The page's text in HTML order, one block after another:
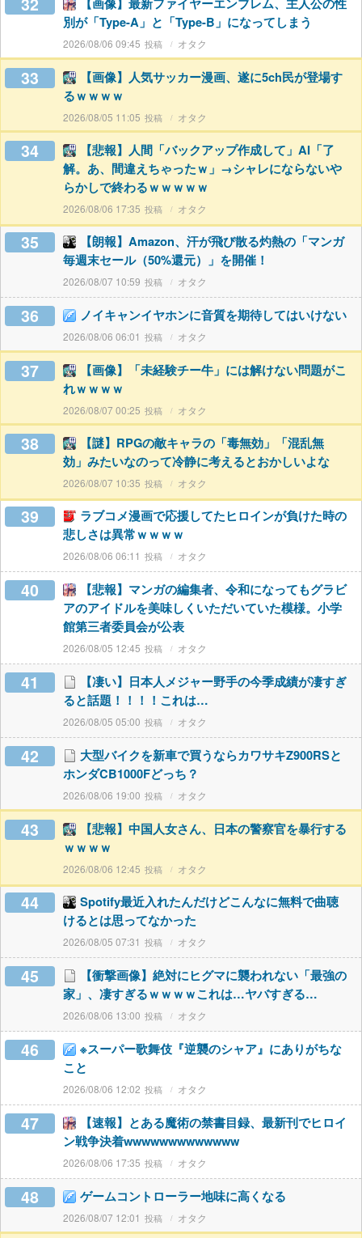
別が「Type-A」と「Type-B」になってしまう
2026/08/06 09:45 オタク
33
【画像】人気サッカー漫画、遂に5ch民が登場す
るｗｗｗｗ
2026/08/05 11:05 オタク
34
【悲報】人間「バックアップ作成して」AI「了
解。あ、間違えちゃったｗ」→シャレにならないや
らかしで終わるｗｗｗｗｗ
2026/08/06 17:35 オタク
35
【朗報】Amazon、汗が飛び散る灼熱の「マンガ
毎週末セール（50%還元）」を開催！
2026/08/07 10:59 オタク
36 ノイキャンイヤホンに音質を期待してはいけない
2026/08/06 06:01 オタク
37
【画像】「未経験チー牛」には解けない問題がこ
れｗｗｗｗ
2026/08/07 00:25 オタク
38
【謎】RPGの敵キャラの「毒無効」「混乱無
効」みたいなのって冷静に考えるとおかしいよな
2026/08/07 10:35 オタク
39
ラブコメ漫画で応援してたヒロインが負けた時の
悲しさは異常ｗｗｗｗ
2026/08/06 06:11 オタク
40
【悲報】マンガの編集者、令和になってもグラビ
アのアイドルを美味しくいただいていた模様。小学
館第三者委員会が公表
2026/08/05 12:45 オタク
41
【凄い】日本人メジャー野手の今季成績が凄すぎ
ると話題！！！！これは…
2026/08/05 05:00 オタク
42
大型バイクを新車で買うならカワサキZ900RSと
ホンダCB1000Fどっち？
2026/08/06 19:00 オタク
43
【悲報】中国人女さん、日本の警察官を暴行する
ｗｗｗｗ
2026/08/06 12:45 オタク
44
Spotify最近入れたんだけどこんなに無料で曲聴
けるとは思ってなかった
2026/08/05 07:31 オタク
45
【衝撃画像】絶対にヒグマに襲われない「最強の
家」、凄すぎるｗｗｗｗこれは…ヤバすぎる…
2026/08/06 13:00 オタク
46
※スーパー歌舞伎『逆襲のシャア』にありがちな
こと
2026/08/06 12:02 オタク
47
【速報】とある魔術の禁書目録、最新刊でヒロイ
ン戦争決着wwwwwwwwwwwww
2026/08/06 17:35 オタク
48 ゲームコントローラー地味に高くなる
2026/08/07 12:01 オタク